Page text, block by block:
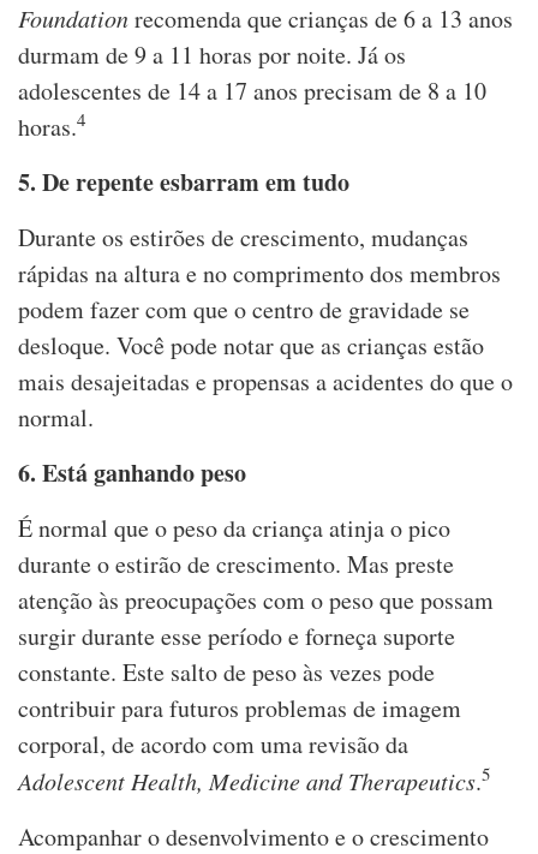
Foundationrecomenda que crianças de 6 a 13 anos
durmam de 9 a 11 horas por noite. Já os
adolescentes de 14 a 17 anos precisam de 8 a 10
horas.4
5. De repente esbarram em tudo
Durante os estirões de crescimento, mudanças
rápidas na altura e no comprimento dos membros
podem fazer com que o centro de gravidade se
desloque. Você pode notar que as crianças estão
mais desajeitadas e propensas a acidentes do que o
normal.
6. Está ganhando peso
É normal que o peso da criança atinja o pico
durante o estirão de crescimento. Mas preste
atenção às preocupações com o peso que possam
surgir durante esse período e forneça suporte
constante. Este salto de peso às vezes pode
contribuir para futuros problemas de imagem
corporal, de acordo com uma revisão da
Adolescent Health, Medicine and Therapeutics.5
Acompanhar o desenvolvimento e o crescimento